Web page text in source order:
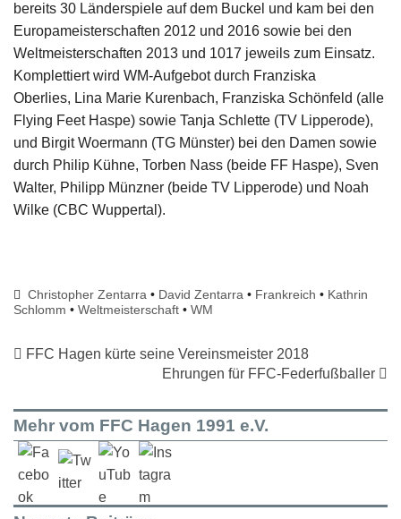
bereits 30 Länderspiele auf dem Buckel und kam bei den
Europameisterschaften 2012 und 2016 sowie bei den
Weltmeisterschaften 2013 und 1017 jeweils zum Einsatz.
Komplettiert wird WM-Aufgebot durch Franziska
Oberlies, Lina Marie Kurenbach, Franziska Schönfeld (alle
Flying Feet Haspe) sowie Tanja Schlette (TV Lipperode),
und Birgit Woermann (TG Münster) bei den Damen sowie
durch Philip Kühne, Torben Nass (beide FF Haspe), Sven
Walter, Philipp Münzner (beide TV Lipperode) und Noah
Wilke (CBC Wuppertal).
Christopher Zentarra • David Zentarra • Frankreich • Kathrin
Schlomm • Weltmeisterschaft • WM
FFC Hagen kürte seine Vereinsmeister 2018
Ehrungen für FFC-Federfußballer
Mehr vom FFC Hagen 1991 e.V.